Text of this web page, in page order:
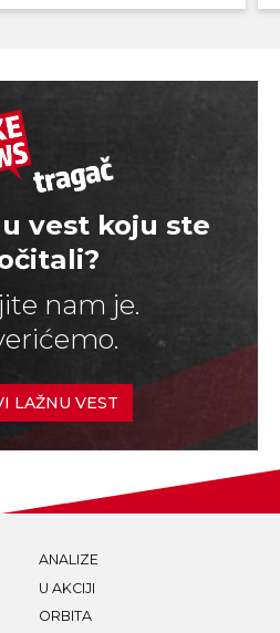
vest koju ste
nam je.
LAŽNU VEST
ANALIZE
U AKCIJI
ORBITA